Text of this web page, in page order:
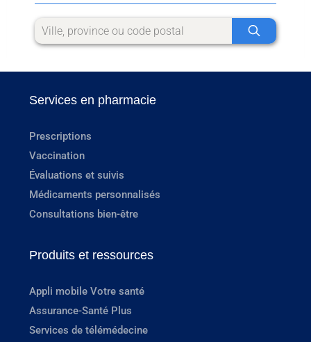
Services en pharmacie
Prescriptions
Vaccination
Évaluations et suivis
Médicaments personnalisés
Consultations bien-être
Produits et ressources
Appli mobile Votre santé
Assurance-Santé Plus
Services de télémédecine